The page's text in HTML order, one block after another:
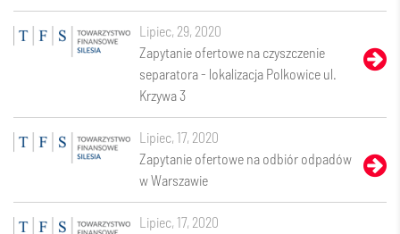
lipiec, 29, 2020
Zapytanie ofertowe na czyszczenie
separatora - lokalizacja Polkowice ul.
Krzywa 3
lipiec, 17, 2020
Zapytanie ofertowe na odbiór odpadów
w Warszawie
lipiec, 17, 2020